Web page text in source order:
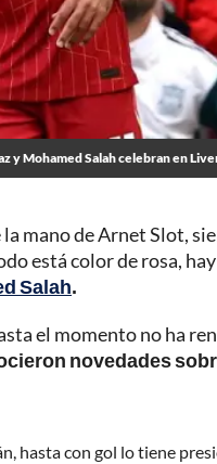
y Mohamed Salah celebran en
mano de Arnet Slot,
está color de rosa,
Salah.
el momento no ha
novedades
hasta con gol lo tiene